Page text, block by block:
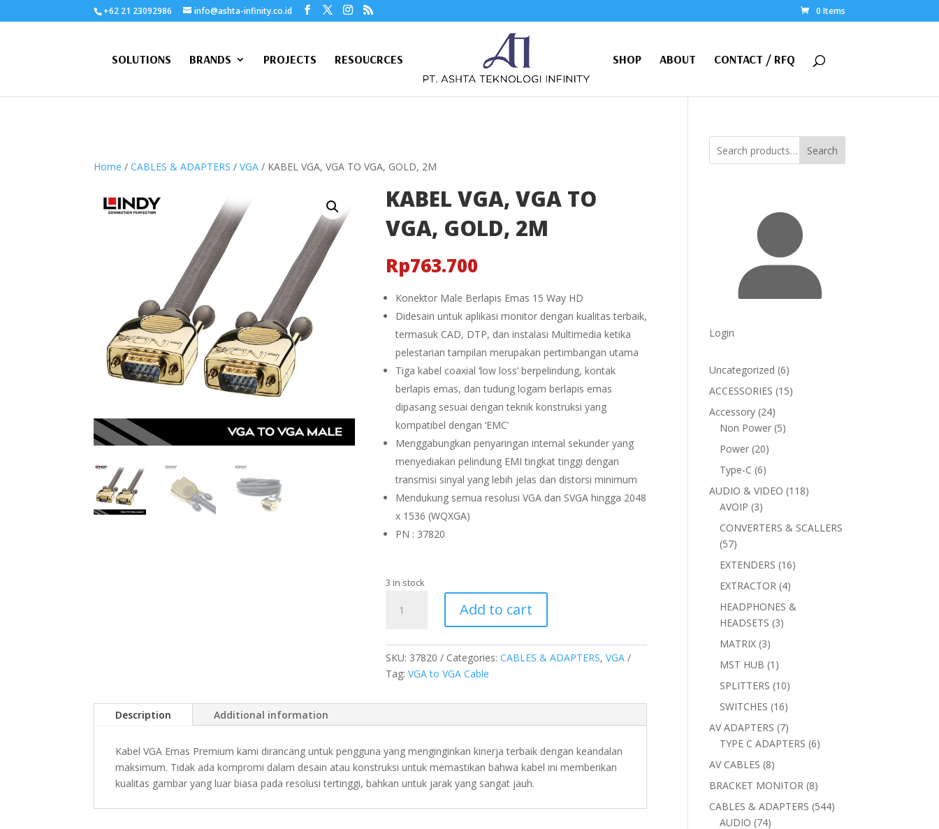
+62 21 23092986 info@ashta-infinity.co.id 0 Items
SOLUTIONS BRANDS PROJECTS RESOUCRCES SHOP ABOUT CONTACT / RFQ
Home /CABLES & ADAPTERS /VGA / KABEL VGA, VGA TO VGA, GOLD, 2M
KABEL VGA, VGA TO
VGA, GOLD, 2M
Rp763.700
Konektor Male Berlapis Emas 15 Way HD
Didesain untuk aplikasi monitor dengan kualitas terbaik,
termasuk CAD, DTP, dan instalasi Multimedia ketika
pelestarian tampilan merupakan pertimbangan utama
Tiga kabel coaxial ‘low loss’ berpelindung, kontak
berlapis emas, dan tudung logam berlapis emas
dipasang sesuai dengan teknik konstruksi yang
kompatibel dengan ‘EMC’
Menggabungkan penyaringan internal sekunder yang
menyediakan pelindung EMI tingkat tinggi dengan
transmisi sinyal yang lebih jelas dan distorsi minimum
Mendukung semua resolusi VGA dan SVGA hingga 2048
x 1536 (WQXGA)
PN : 37820
3 in stock
VGA,
TO
VGA,
GOLD,
Add to cart
SKU: 37820 Categories: CABLES & ADAPTERS, VGA
Tag: VGA to VGA Cable
Description Additional information
Kabel VGA Emas Premium kami dirancang untuk pengguna yang menginginkan kinerja terbaik dengan keandalan
maksimum. Tidak ada kompromi dalam desain atau konstruksi untuk memastikan bahwa kabel ini memberikan
kualitas gambar yang luar biasa pada resolusi tertinggi, bahkan untuk jarak yang sangat jauh.
Search
Login
Uncategorized 66
products
ACCESSORIES 1515
Accessory 2424
products
Non Power 55
Power 2020
Type-C 66
products
AUDIO & VIDEO 118118
AVOIP 33
products
CONVERTERS & SCALLERS
5757
products
EXTENDERS 1616
EXTRACTOR 44
products
HEADPHONES &
HEADSETS 33
MATRIX 33
products
MST HUB 1 1
product
SPLITTERS 1010
products
SWITCHES 1616
products
AV ADAPTERS 77
products
TYPE C ADAPTERS 66
AV CABLES 88
products
BRACKET MONITOR 88
products
CABLES & ADAPTERS 544544
AUDIO 7474